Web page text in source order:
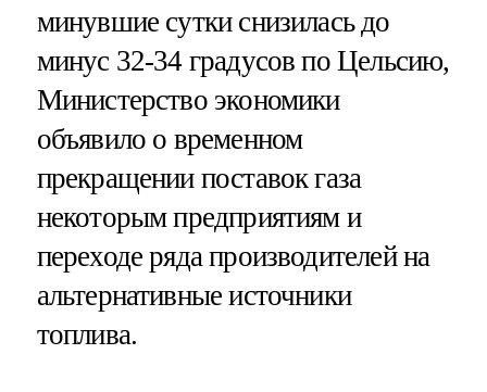
минувшие сутки снизилась до
минус 32-34 градусов по Цельсию,
Министерство экономики
объявило о временном
прекращении поставок газа
некоторым предприятиям и
переходе ряда производителей на
альтернативные источники
топлива.